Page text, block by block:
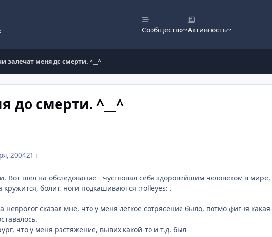
Сообщество Активность
залечат меня до смерти. ^__^
до смерти. ^__^
200421 г
Вот шел на обследование - чуствовал себя здоровейшим человеком в
кружится, болит, ноги подкашиваются :rolleyes: .
невролог сказал мне, что у меня легкое сотрясение было, потмо фигня
что у меня растяжение, вывих какой-то и т.д. был